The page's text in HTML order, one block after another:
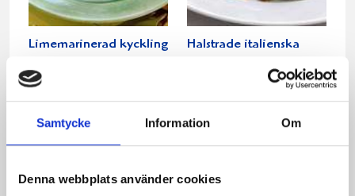
Samtycke Information Om
Denna webbplats använder cookies
Limemarinerad kyckling
Halstrade italienska
vitlökstagliatelle